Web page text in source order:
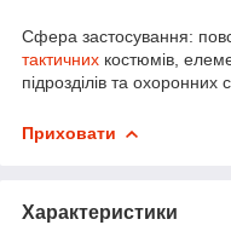
Сфера застосування:
тактичних костюмів,
підрозділів та охоронних
Приховати
Характеристики